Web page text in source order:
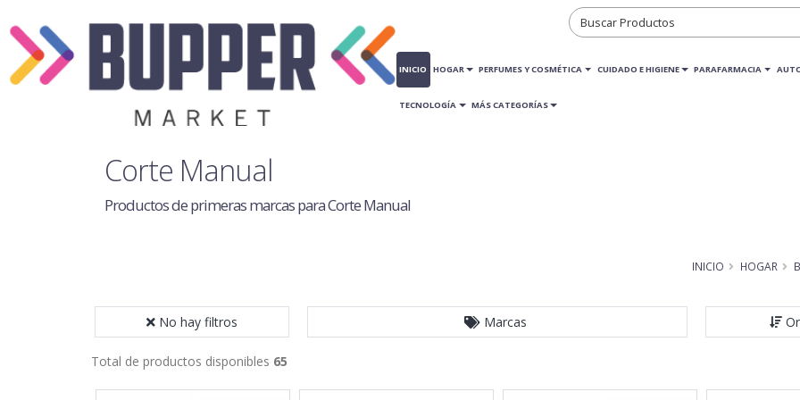
INICIO HOGAR PERFUMES Y COSMÉTICA CUIDADO E HIGIENE PARAFARMACIA
TECNOLOGÍA MÁS CATEGORÍAS
Corte Manual
Productos de primeras marcas para Corte Manual
INICIO HOGAR
No hay filtros Marcas
Total de productos disponibles 65